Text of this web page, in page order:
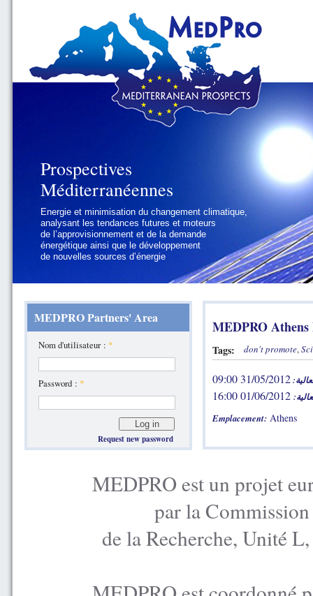
Prospectives
Méditerranéennes
Energie et minimisation du changement climatique,
analysant les tendances futures et moteurs
de l’approvisionnement et de la demande
énergétique ainsi que le développement
de nouvelles sources d’énergie
Prospectives
Méditerranéennes
Géopolitique et gouvernance, se focalisant sur les
défis politiques régionaux et internationaux
auxquels les pays méditerranéens
doivent faire face
MEDPRO Partners' Area
Nom d'utilisateur : *
Password : *
Request new password
MEDPRO Athens
Tags: don't promote,
31/05/2012 09:00
Emplacement: Athens
MEDPRO est un projet
par la
de la Recherche, Unité